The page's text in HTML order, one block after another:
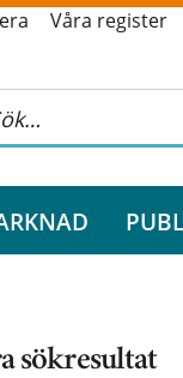
Våra register
sökresultat